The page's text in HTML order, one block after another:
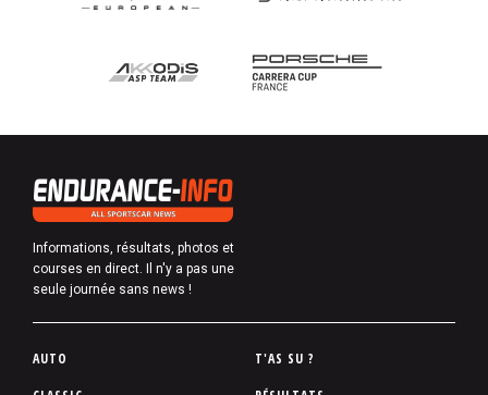
Informations, résultats, photos et
courses en direct. Il n'y a pas une
seule journée sans news !
P
AUTO
T'AS SU ?